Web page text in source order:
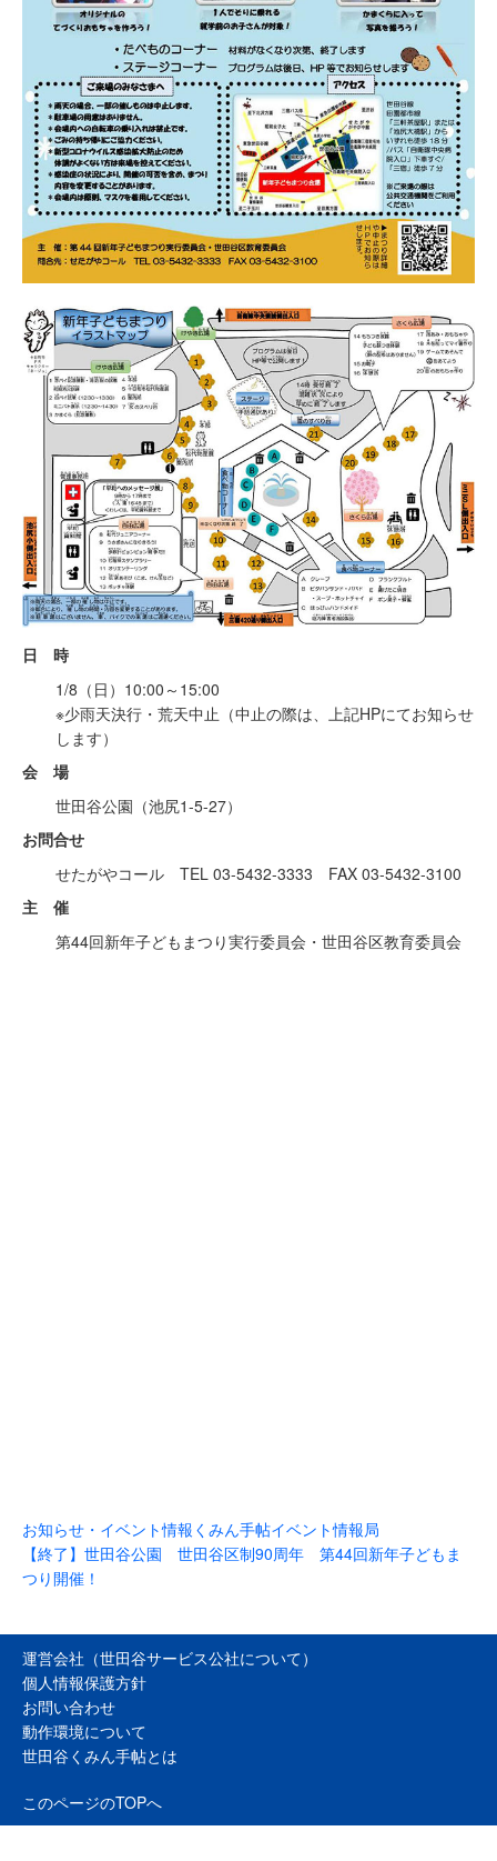
日 時
1/8（日）10:00～15:00
※少雨天決行・荒天中止（中止の際は、上記HPにてお知らせ
します）
会 場
世田谷公園（池尻1-5-27）
お問合せ
せたがやコール TEL 03-5432-3333 FAX 03-5432-3100
主 催
第44回新年子どもまつり実行委員会・世田谷区教育委員会
お知らせ・イベント情報 くみん手帖イベント情報局
【終了】世田谷公園 世田谷区制90周年 第44回新年子どもま
つり開催！
運営会社（世田谷サービス公社について）
個人情報保護方針
お問い合わせ
動作環境について
世田谷くみん手帖とは
このページのTOPへ